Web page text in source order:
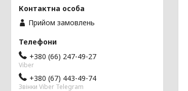
Прийом замовлень
+380 (66) 247-49-27
Viber
+380 (67) 443-49-74
Звінки Viber Telegram